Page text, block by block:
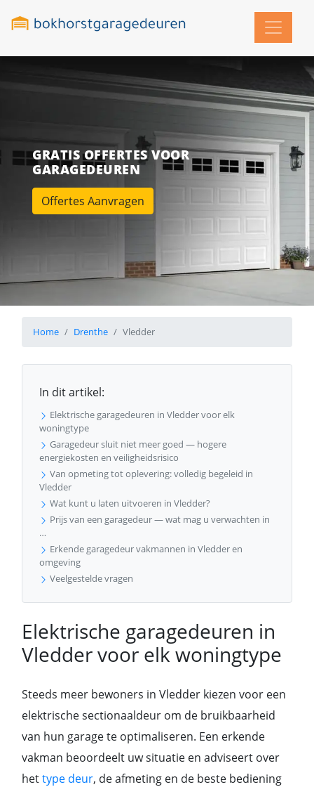
GRATIS OFFERTES VOOR
GARAGEDEUREN
Offertes Aanvragen
Home Drenthe Vledder
In dit artikel:
Elektrische garagedeuren in Vledder voor elk
woningtype
Garagedeur sluit niet meer goed — hogere
energiekosten en veiligheidsrisico
Van opmeting tot oplevering: volledig begeleid in
Vledder
Wat kunt u laten uitvoeren in Vledder?
Prijs van een garagedeur — wat mag u verwachten in
…
Erkende garagedeur vakmannen in Vledder en
omgeving
Veelgestelde vragen
Elektrische garagedeuren in
Vledder voor elk woningtype
Steeds meer bewoners in Vledder kiezen voor een
elektrische sectionaaldeur om de bruikbaarheid
van hun garage te optimaliseren. Een erkende
vakman beoordeelt uw situatie en adviseert over
hettype deur, de afmeting en de beste bediening